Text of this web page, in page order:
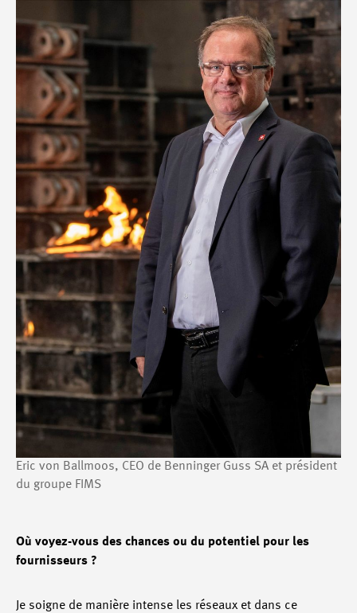
Eric von Ballmoos, CEO de Benninger Guss SA et président
du groupe FIMS
Où voyez-vous des chances ou du potentiel pour les
fournisseurs ?
Je soigne de manière intense les réseaux et dans ce